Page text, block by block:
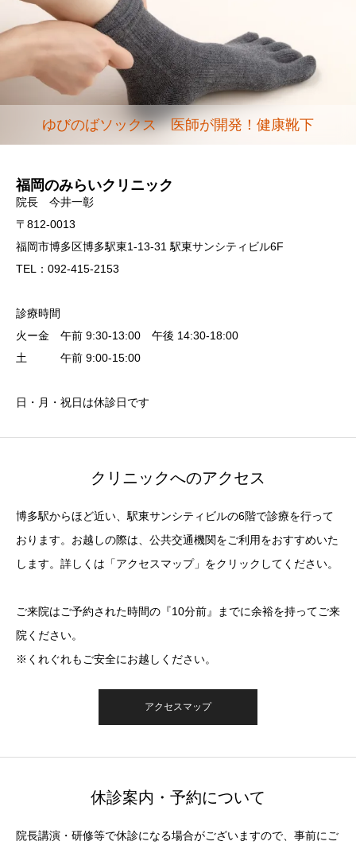
ゆびのばソックス 医師が開発！健康靴下
福岡のみらいクリニック
院長 今井一彰
〒812-0013
福岡市博多区博多駅東1-13-31 駅東サンシティビル6F
TEL：092-415-2153
診療時間
火ー金 午前 9:30-13:00 午後 14:30-18:00
土 午前 9:00-15:00
日・月・祝日は休診日です
クリニックへのアクセス
博多駅からほど近い、駅東サンシティビルの6階で診療を行って
おります。お越しの際は、公共交通機関をご利用をおすすめいた
します。詳しくは「アクセスマップ」をクリックしてください。
ご来院はご予約された時間の『10分前』までに余裕を持ってご来
院ください。
※くれぐれもご安全にお越しください。
アクセスマップ
休診案内・予約について
院長講演・研修等で休診になる場合がございますので、事前にご